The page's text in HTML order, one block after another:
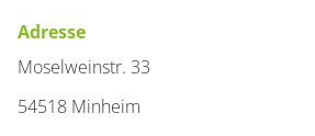
Adresse
Moselweinstr. 33
54518 Minheim